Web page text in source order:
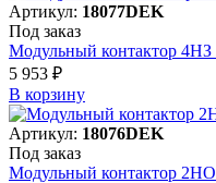
Артикул: 18077DEK
Под заказ
Модульный контактор
5 953 ₽
В корзинy
Артикул: 18076DEK
Под заказ
Модульный контактор